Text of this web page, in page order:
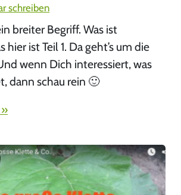
schreiben
breiter Begriff. Was ist
hier ist Teil 1. Da geht’s um die
wenn Dich interessiert, was
dann schau rein 🙂